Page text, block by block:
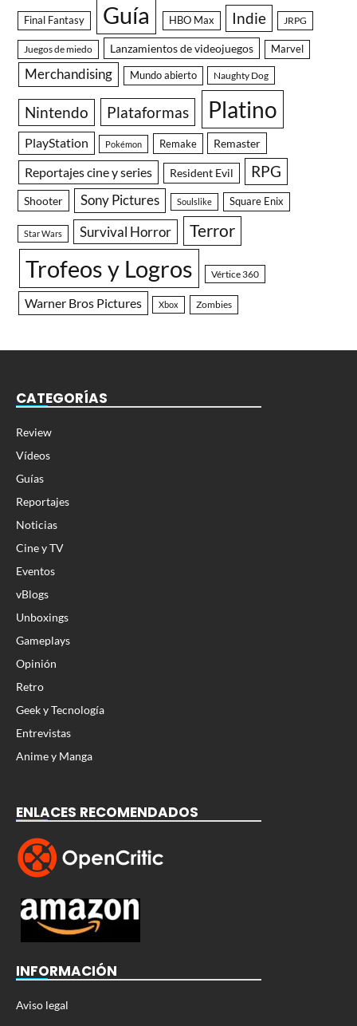
Final Fantasy Guía HBO Max Indie JRPG
Juegos de miedo Lanzamientos de videojuegos Marvel
Merchandising Mundo abierto Naughty Dog
Nintendo Plataformas Platino
PlayStation Pokémon Remake Remaster
Reportajes cine y series Resident Evil RPG
Shooter Sony Pictures Soulslike Square Enix
Star Wars Survival Horror Terror
Trofeos y Logros Vértice 360
Warner Bros Pictures Xbox Zombies
CATEGORÍAS
Review
Vídeos
Guías
Reportajes
Noticias
Cine y TV
Eventos
vBlogs
Unboxings
Gameplays
Opinión
Retro
Geek y Tecnología
Entrevistas
Anime y Manga
ENLACES RECOMENDADOS
INFORMACIÓN
Aviso legal